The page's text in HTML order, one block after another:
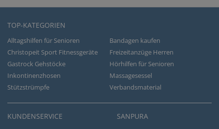
TOP-KATEGORIEN
Alltagshilfen für Senioren
Bandagen kaufen
Christopeit Sport Fitnessgeräte
Freizeitanzüge Herren
Gastrock Gehstöcke
Hörhilfen für Senioren
Inkontinenzhosen
Massagesessel
Stützstrümpfe
Verbandsmaterial
KUNDENSERVICE SANPURA